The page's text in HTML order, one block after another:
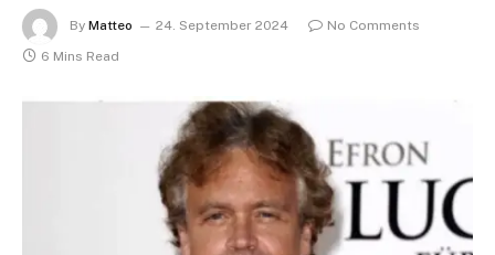
By Matteo 24. September 2024
No Comments
6 Mins Read